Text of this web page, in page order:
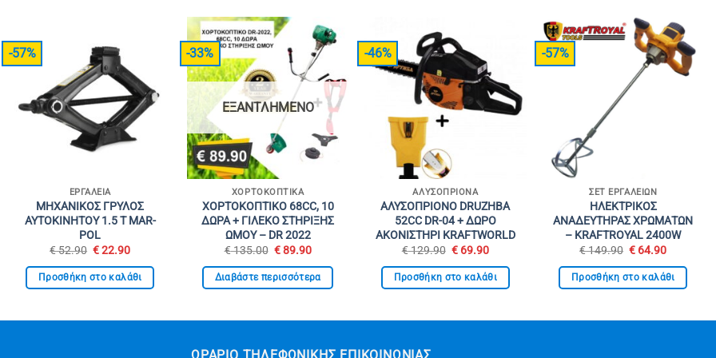
-57%
ΕΡΓΑΛΕΊΑ
ΜΗΧΑΝΙΚΟΣ ΓΡΥΛΟΣ
ΑΥΤΟΚΙΝΗΤΟΥ 1.5 T MAR-
POL
€52.90 Original
was:
€ 52.90.
€22.90Η
τιμή
είναι:
Προσθήκη στο καλάθι
-33%
ΕΞΑΝΤΛΗΜΈΝΟ
ΧΟΡΤΟΚΟΠΤΙΚΆ
ΧΟΡΤΟΚΟΠΤΙΚΟ 68CC, 10
ΔΩΡΑ + ΓΙΛΕΚΟ ΣΤΗΡΙΞΗΣ
ΩΜΟΥ – DR 2022
€135.00 Original
was:
€ 135.00.
€89.90Η
τιμή
είναι:
Διαβάστε περισσότερα
-46%
ΑΛΥΣΟΠΡΊΟΝΑ
ΑΛΥΣΟΠΡΙΟΝΟ DRUZHBA
52CC DR-04 + ΔΩΡΟ
ΑΚΟΝΙΣΤΗΡΙ KRAFTWORLD
€129.90 Original
was:
€ 129.90.
€ 69.90Η
τιμή
είναι:
Προσθήκη στο καλάθι
-57%
ΣΕΤ ΕΡΓΑΛΕΊΩΝ
ΗΛΕΚΤΡΙΚΟΣ
ΑΝΑΔΕΥΤΗΡΑΣ ΧΡΩΜΑΤΩΝ
– KRAFTROYAL 2400W
€149.90 Original
was:
€ 149.90.
€ 64.90Η
τιμή
είναι:
Προσθήκη στο καλάθι